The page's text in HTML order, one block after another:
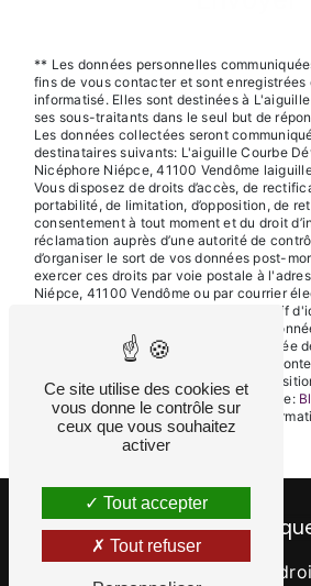
** Les données personnelles
fins de vous contacter et sont enregistrées
informatisé. Elles sont destinées à
ses sous-traitants dans le seul but de
Les données collectées seront
destinataires suivants: L'aiguille Courbe
Nicéphore Niépce, 41100 Vendôme
Vous disposez de droits d’accès, de
portabilité, de limitation, d’opposition, de
consentement à tout moment et du droit
réclamation auprès d’une autorité de
d’organiser le sort de vos données post-
exercer ces droits par voie postale à
Niépce, 41100 Vendôme ou par courrier
laiguillecourbe@orange.fr. Un justificatif
être demandé. Nous conservons vos
de prise de contact puis pendant la durée
aux fins probatoires et de gestion des
droit de vous inscrire sur la liste
téléphonique, disponible à cette adresse:
Consultez le site cnil.fr pour plus
Recherches
- 2026 - Tous
Ce site utilise des cookies et
vous donne le contrôle sur
ceux que vous souhaitez
activer
Tout accepter
Tout refuser